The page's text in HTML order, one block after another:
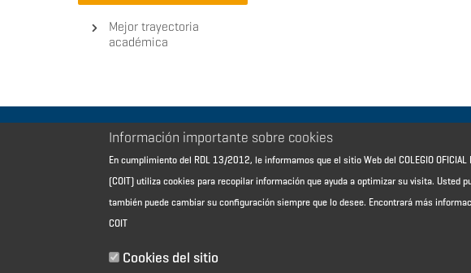
Mejor trayectoria
académica
Aviso Legal - Información general
Contacto
Política de reembolso
Sitemap
Información importante sobre cookies
En cumplimiento del RDL 13/2012, le informamos que el sitio Web del COLEGIO OFICIAL
(COIT) utiliza cookies para recopilar información que ayuda a optimizar su visita. Usted
también puede cambiar su configuración siempre que lo desee. Encontrará más
COIT
Cookies del sitio